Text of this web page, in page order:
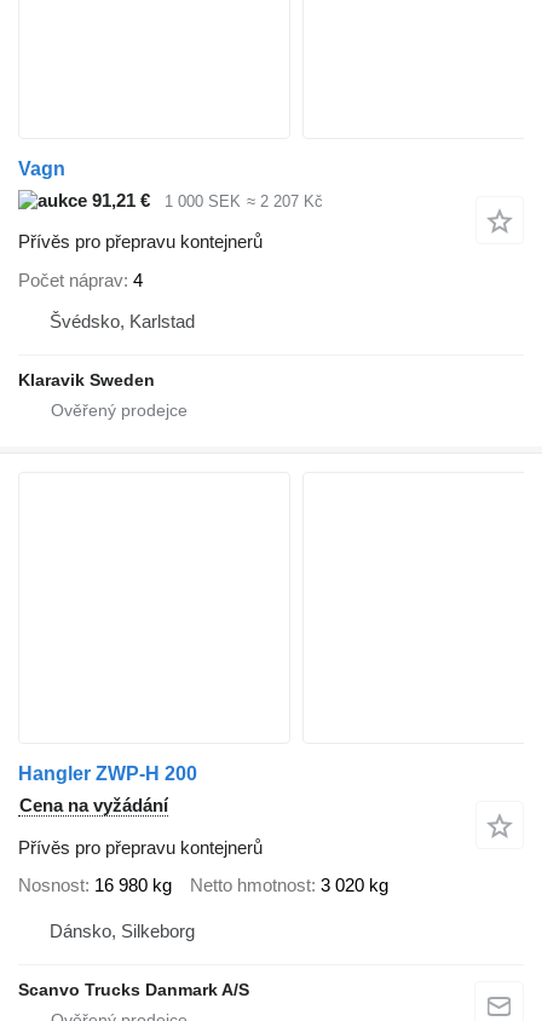
Vagn
91,21 €
1 000 SEK ≈ 2 207 Kč
Přívěs pro přepravu kontejnerů
Počet náprav 4
Švédsko, Karlstad
Klaravik Sweden
Hangler ZWP-H 200
Cena na vyžádání
Přívěs pro přepravu kontejnerů
Nosnost 16 980 kg Netto hmotnost 3 020 kg
Dánsko, Silkeborg
Scanvo Trucks Danmark A/S